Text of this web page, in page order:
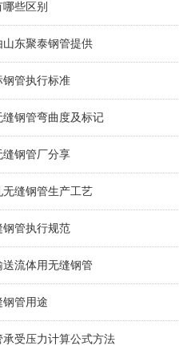
些区别
东聚泰钢管提供
钢管执行标准
钢管弯曲度及标记
钢管厂分享
缝钢管生产工艺
钢管执行规范
流体用无缝钢管
钢管用途
受压力计算公式方法